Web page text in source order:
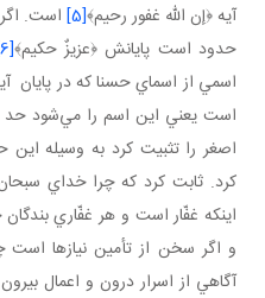
آيه ﴿إن الله غفور رحيم﴾[5]
است.
حدود است پايانش ﴿عزيزٌ حكيم﴾[6]
اسمي از اسماي حسنا كه در
است يعني اين اسم را مي‌شود حد
اصغر را تثبيت كرد به وسيله
كرد. ثابت كرد كه چرا خداي
اينكه غفّار است و هر غفّاري
و اگر سخن از تأمين نيازها
آگاهي از اسرار درون و اعمال